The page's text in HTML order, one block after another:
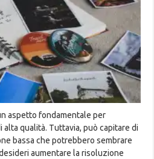
aspetto fondamentale per
qualità. Tuttavia, può capitare di
bassa che potrebbero sembrare
aumentare la risoluzione